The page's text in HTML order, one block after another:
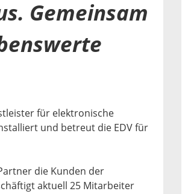
Gemeinsam
für elektronische
und betreut die EDV für
die Kunden der
aktuell 25 Mitarbeiter